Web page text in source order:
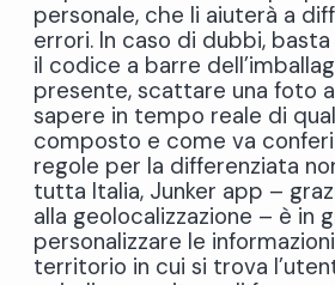
personale, che li aiuterà a
errori. In caso di dubbi,
il codice a barre
presente, scattare una foto
sapere in tempo reale di
composto e come va
regole per la differenziata
tutta Italia, Junker app –
alla geolocalizzazione – è in
personalizzare le
territorio in cui si trova